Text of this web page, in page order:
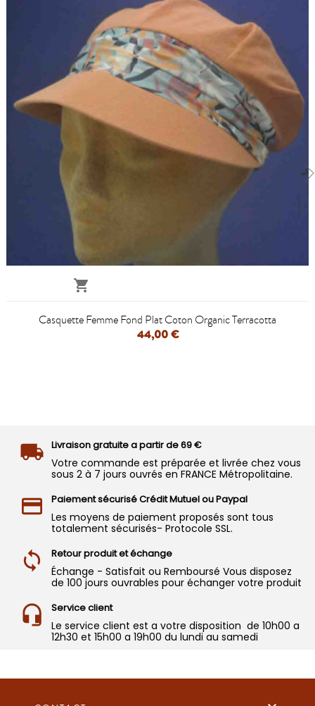

Casquette Femme Fond Plat Coton Organic Terracotta
44,00 €
Livraison gratuite a partir de 69 €
Votre commande est préparée et livrée chez vous
sous 2 à 7 jours ouvrés en FRANCE Métropolitaine.
Paiement sécurisé Crédit Mutuel ou Paypal
Les moyens de paiement proposés sont tous
totalement sécurisés- Protocole SSL.
Retour produit et échange
Échange - Satisfait ou Remboursé Vous disposez
de 100 jours ouvrables pour échanger votre produit
Service client
Le service client est a votre disposition de 10h00 a
12h30 et 15h00 a 19h00 du lundi au samedi